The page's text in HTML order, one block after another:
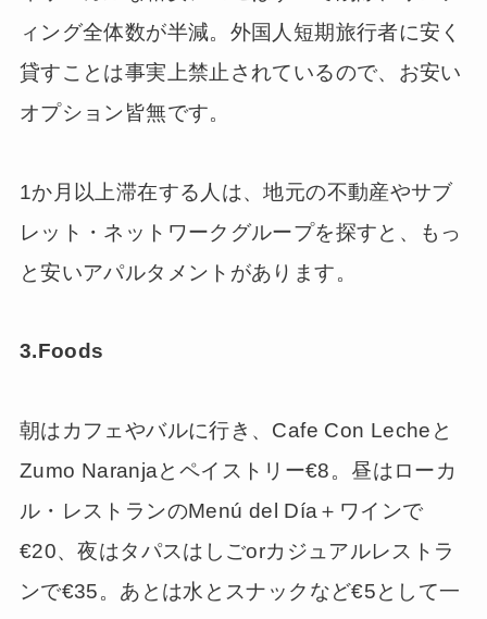
ィング全体数が半減。外国人短期旅行者に安く
貸すことは事実上禁止されているので、お安い
オプション皆無です。
1か月以上滞在する人は、地元の不動産やサブ
レット・ネットワークグループを探すと、もっ
と安いアパルタメントがあります。
3.Foods
朝はカフェやバルに行き、Cafe Con Lecheと
Zumo Naranjaとペイストリー€8。昼はローカ
ル・レストランのMenú del Día＋ワインで
€20、夜はタパスはしごorカジュアルレストラ
ンで€35。あとは水とスナックなど€5として一